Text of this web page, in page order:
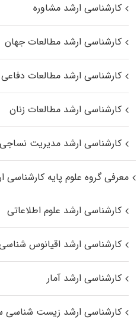
کارشناسی ارشد مشاوره
کارشناسی ارشد مطالعات جهان
کارشناسی ارشد مطالعات
کارشناسی ارشد مطالعات زنان
کارشناسی ارشد مدیریت نساجی
معرفی گروه علوم پایه کارشناسی
کارشناسی ارشد علوم اطلاعاتی
کارشناسی ارشد اقیانوس‌
کارشناسی ارشد آمار
کارشناسی ارشد زیست شناسی